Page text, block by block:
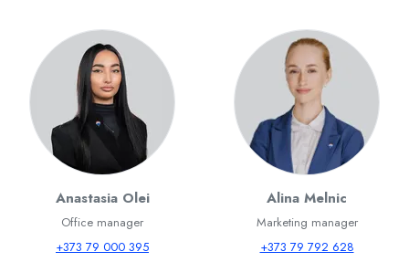
Anastasia Olei
Office manager
+373 79 000 395
Alina Melnic
Marketing manager
+373 79 792 628